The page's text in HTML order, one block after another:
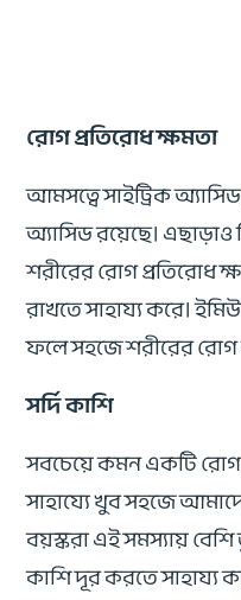
রোগ প্রতিরোধ ক্ষমতা
আমসত্বে সাইট্রিক
অ্যাসিড রয়েছে।
শরীরের রোগ প্রতিরোধ
রাখতে সাহায্য করে।
ফলে সহজে শরীরের রোগ
সর্দি কাশি
সবচেয়ে কমন একটি রোগ
সাহায্যে খুব সহজে
বয়স্করা এই সমস্যায়
কাশি দূর করতে সাহায্য